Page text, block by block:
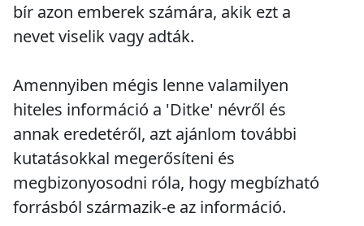
bír azon emberek számára, akik ezt a
nevet viselik vagy adták.
Amennyiben mégis lenne valamilyen
hiteles információ a 'Ditke' névről és
annak eredetéről, azt ajánlom további
kutatásokkal megerősíteni és
megbizonyosodni róla, hogy megbízható
forrásból származik-e az információ.